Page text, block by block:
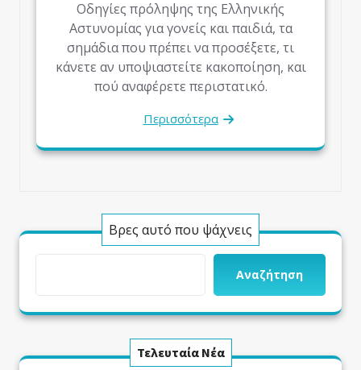
Οδηγίες πρόληψης της Ελληνικής
Αστυνομίας για γονείς και παιδιά, τα
σημάδια που πρέπει να προσέξετε, τι
κάνετε αν υποψιαστείτε κακοποίηση, και
πού αναφέρετε περιστατικό.
Περισσότερα
Βρες αυτό που ψάχνεις
Αναζήτηση
Τελευταία Νέα